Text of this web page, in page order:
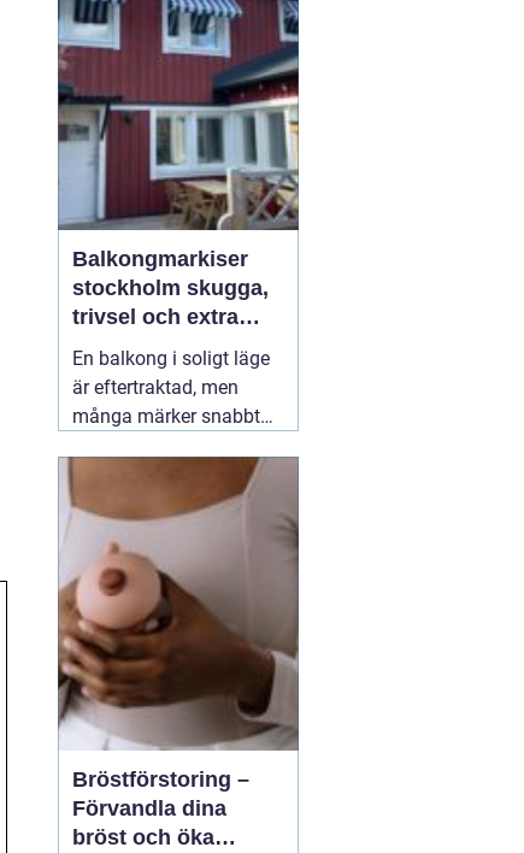
specialtillverkade
komponenter tillverkas
plåtbearbetning. När
för...
Balkongmarkiser
stockholm skugga,
trivsel och extra
rum utomhus
En balkong i soligt läge
är eftertraktad, men
många märker snabbt
under sommarhalvåret.
Glasräcken, mörka
reflekterande ytor gör att
solen ofta upplevs
starkare i Stockholm än
förväntat. Med
22 juli
2026
Bröstförstoring –
Förvandla dina
bröst och öka